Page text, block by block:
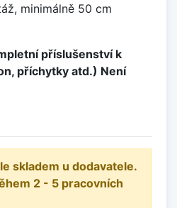
minimálně 50 cm
příslušenství k
příchytky atd.) Není
skladem u dodavatele.
2 - 5 pracovních